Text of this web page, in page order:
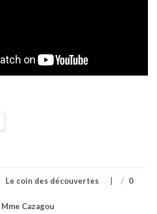
Le coin des découvertes / 0
Mme Cazagou